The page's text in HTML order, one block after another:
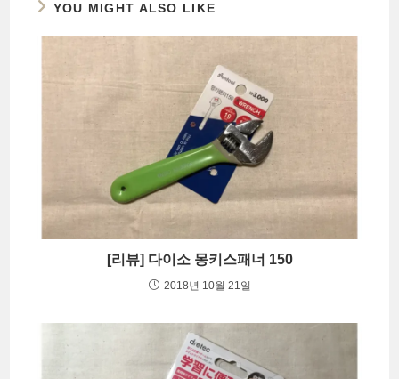
YOU MIGHT ALSO LIKE
[리뷰] 다이소 몽키스패너 150
2018년 10월 21일